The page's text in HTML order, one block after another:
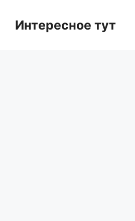
contentИнтересное тут